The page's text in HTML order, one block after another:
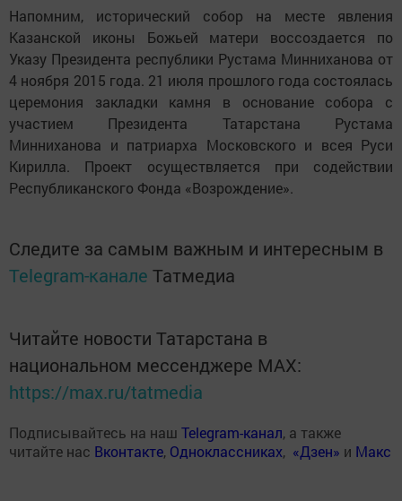
Напомним, исторический собор на месте явления
Казанской иконы Божьей матери воссоздается по
Указу Президента республики Рустама Минниханова от
4 ноября 2015 года. 21 июля прошлого года состоялась
церемония закладки камня в основание собора с
участием Президента Татарстана Рустама
Минниханова и патриарха Московского и всея Руси
Кирилла. Проект осуществляется при содействии
Республиканского Фонда «Возрождение».
Следите за самым важным и интересным в
Telegram-канале Татмедиа
Читайте новости Татарстана в
национальном мессенджере MАХ:
https://max.ru/tatmedia
Подписывайтесь на наш Telegram-канал, а также
читайте нас Вконтакте, Одноклассниках, «Дзен» и Макс